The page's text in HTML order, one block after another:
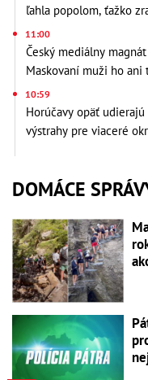
ľahla popolom, ťažko
11:00
Český mediálny
Maskovaní muži ho
10:59
Horúčavy opäť
výstrahy pre viaceré
DOMÁCE